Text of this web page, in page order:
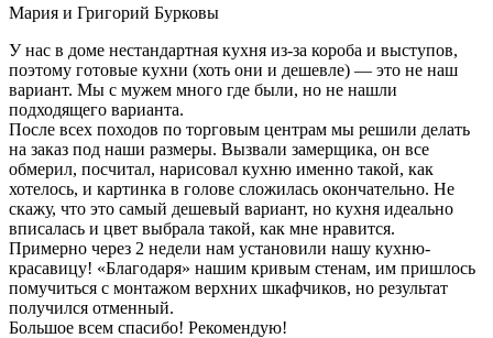
Мария и Григорий Бурковы
У нас в доме нестандартная кухня из-за короба и выступов,
поэтому готовые кухни (хоть они и дешевле) — это не наш
вариант. Мы с мужем много где были, но не нашли
подходящего варианта.
После всех походов по торговым центрам мы решили делать
на заказ под наши размеры. Вызвали замерщика, он все
обмерил, посчитал, нарисовал кухню именно такой, как
хотелось, и картинка в голове сложилась окончательно. Не
скажу, что это самый дешевый вариант, но кухня идеально
вписалась и цвет выбрала такой, как мне нравится.
Примерно через 2 недели нам установили нашу кухню-
красавицу! «Благодаря» нашим кривым стенам, им пришлось
помучиться с монтажом верхних шкафчиков, но результат
получился отменный.
Большое всем спасибо! Рекомендую!